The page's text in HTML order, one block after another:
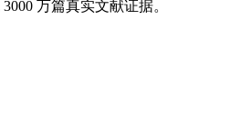
万篇真实文献证据。